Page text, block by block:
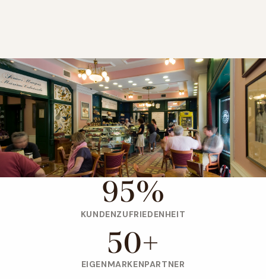
KUNDENZUFRIEDENHEIT
95%
EIGENMARKENPARTNER
50+